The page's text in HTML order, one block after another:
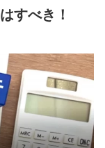
すべき！